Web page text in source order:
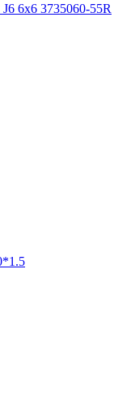
6x6 3735060-55R